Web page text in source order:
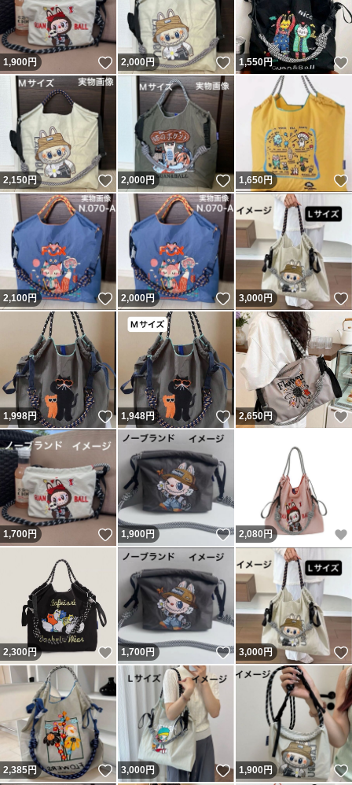
1,900円 いいね！
2,000円 いいね！
1,550円
2,150円 いいね！
2,000円 いいね！
1,650円
2,100円 いいね！
2,000円 いいね！
3,000円
1,998円 いいね！
1,948円 いいね！
2,650円
1,700円 いいね！
1,900円 いいね！
2,080 円
2,300円 いいね！
1,700円 いいね！
3,000円
2,385円 いいね！
3,000円 いいね！
1,900円